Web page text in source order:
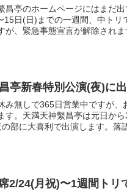
昌亭のホームページにはまだ
15日(日)までの一週間、中ト
が、緊急事態宣言が解除されま
亭新春特別公演(夜)に
み無しで365日営業中ですが
す。天満天神繫昌亭は元日か
部に大喜利で出演します。落
2/24(月祝)〜1週間トリ